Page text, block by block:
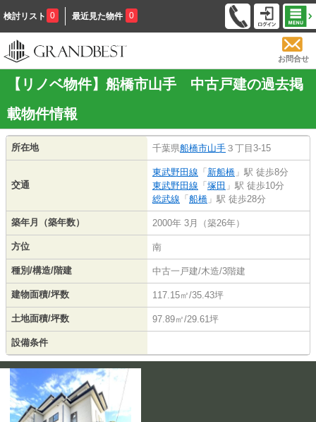
検討リスト 0 最近見た物件 0
お問合せ
【リノベ物件】船橋市山手 中古戸建の過去掲
載物件情報
所在地 千葉県船橋市山手 ３丁目3-15
交通
東武野田線 「 新船橋 」駅 徒歩8分
東武野田線 「 塚田 」駅 徒歩10分
総武線 「 船橋 」駅 徒歩28分
築年月（築年数） 2000年 3月（築26年）
方位 南
種別/構造/階建 中古一戸建/木造/3階建
建物面積/坪数 117.15㎡/35.43坪
土地面積/坪数 97.89㎡/29.61坪
設備条件